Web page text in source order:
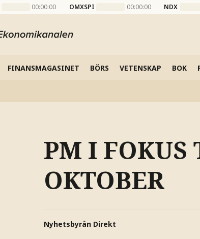
00:00:00 OMXSPI 00:00:00 NDX
FINANSMAGASINET BÖRS VETENSKAP BOK
PM I FOKUS
OKTOBER
Nyhetsbyrån Direkt